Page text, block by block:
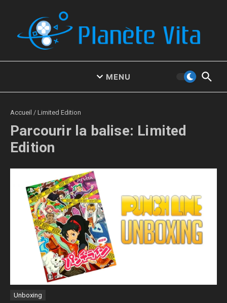
MENU
Accueil / Limited Edition
Parcourir la balise: Limited
Edition
Unboxing